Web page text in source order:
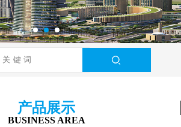
产品展示
BUSINESS AREA